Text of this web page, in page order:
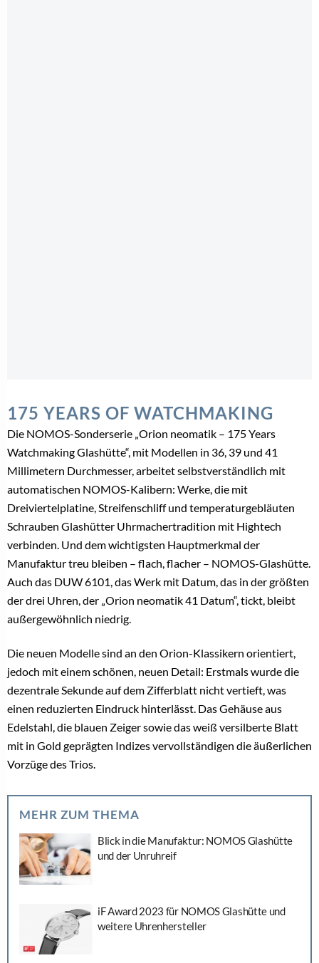
175 YEARS OF WATCHMAKING
Die NOMOS-Sonderserie „Orion neomatik – 175 Years
Watchmaking Glashütte“, mit Modellen in 36, 39 und 41
Millimetern Durchmesser, arbeitet selbstverständlich mit
automatischen NOMOS-Kalibern: Werke, die mit
Dreiviertelplatine, Streifenschliff und temperaturgebläuten
Schrauben Glashütter Uhrmachertradition mit Hightech
verbinden. Und dem wichtigsten Hauptmerkmal der
Manufaktur treu bleiben – flach, flacher – NOMOS-Glashütte.
Auch das DUW 6101, das Werk mit Datum, das in der größten
der drei Uhren, der „Orion neomatik 41 Datum“, tickt, bleibt
außergewöhnlich niedrig.
Die neuen Modelle sind an den Orion-Klassikern orientiert,
jedoch mit einem schönen, neuen Detail: Erstmals wurde die
dezentrale Sekunde auf dem Zifferblatt nicht vertieft, was
einen reduzierten Eindruck hinterlässt. Das Gehäuse aus
Edelstahl, die blauen Zeiger sowie das weiß versilberte Blatt
mit in Gold geprägten Indizes vervollständigen die äußerlichen
Vorzüge des Trios.
MEHR ZUM THEMA
Blick in die Manufaktur: NOMOS Glashütte
und der Unruhreif
iF Award 2023 für NOMOS Glashütte und
weitere Uhrenhersteller